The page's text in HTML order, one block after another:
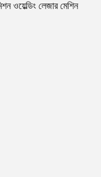
ওয়েল্ডিং লেজার মেশিন